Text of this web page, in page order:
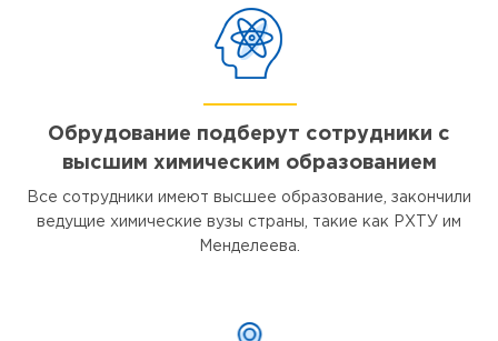
Обрудование подберут сотрудники с
высшим химическим образованием
Все сотрудники имеют высшее образование, закончили
ведущие химические вузы страны, такие как РХТУ им
Менделеева.